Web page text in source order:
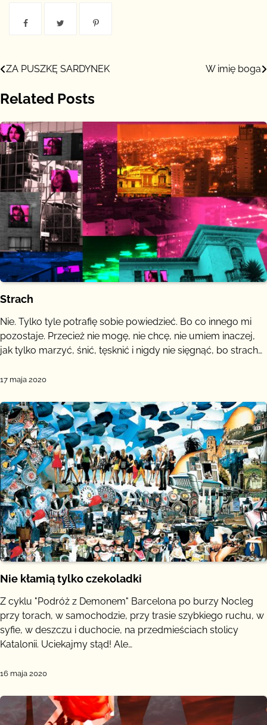
Nawigacja
wpisu
ZA PUSZKĘ SARDYNEK W imię boga
Related Posts
Strach
Nie. Tylko tyle potrafię sobie powiedzieć. Bo co innego mi
pozostaje. Przecież nie mogę, nie chcę, nie umiem inaczej,
jak tylko marzyć, śnić, tęsknić i nigdy nie sięgnąć, bo strach…
17 maja 2020
Nie kłamią tylko czekoladki
Z cyklu "Podróż z Demonem" Barcelona po burzy Nocleg
przy torach, w samochodzie, przy trasie szybkiego ruchu, w
syfie, w deszczu i duchocie, na przedmieściach stolicy
Katalonii. Uciekajmy stąd! Ale…
16 maja 2020